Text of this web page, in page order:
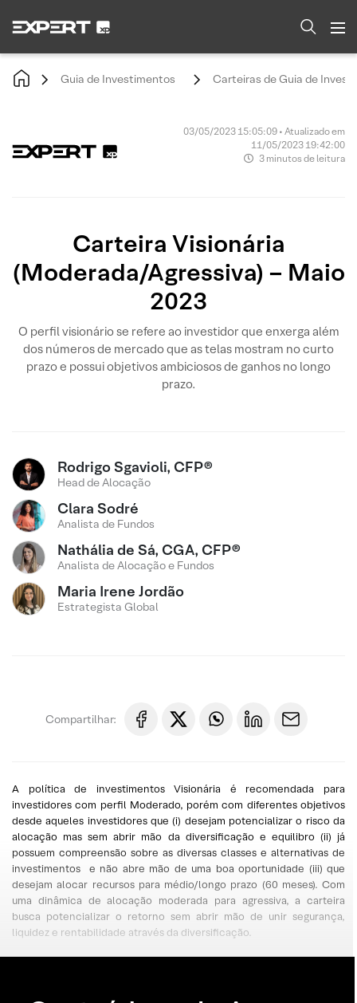
Guia de Investimentos Carteiras de Guia de
03/05/2023 15:05:09 • Atualizado em
11/05/2023 19:42:00
3 minutos de leitura
Carteira Visionária
(Moderada/Agressiva) – Maio
2023
O perfil visionário se refere ao investidor que enxerga além
dos números de mercado que as telas mostram no curto
prazo e possui objetivos ambiciosos de ganhos no longo
prazo.
Rodrigo Sgavioli, CFP®
Head de Alocação
Clara Sodré
Analista de Fundos
Nathália de Sá, CGA, CFP®
Analista de Alocação e Fundos
Maria Irene Jordão
Estrategista Global
Compartilhar:
A política de investimentos Visionária é recomendada para
investidores com perfil Moderado, porém com diferentes objetivos
desde aqueles investidores que (i) desejam potencializar o risco da
alocação mas sem abrir mão da diversificação e equilibro (ii) já
possuem compreensão sobre as diversas classes e alternativas de
investimentos e não abre mão de uma boa oportunidade (iii) que
desejam alocar recursos para médio/longo prazo (60 meses). Com
uma dinâmica de alocação moderada para agressiva, a carteira
busca potencializar o retorno sem abrir mão de unir segurança,
liquidez e rentabilidade através da diversificação.